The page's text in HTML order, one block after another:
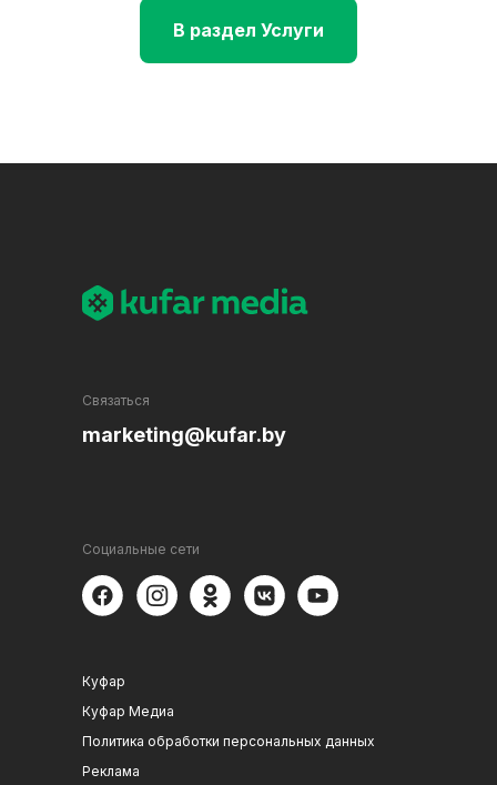
В раздел Услуги
Социальные сети
marketing@kufar.by
Связаться
Реклама
Политика обработки персональных данных
Куфар Медиа
Куфар